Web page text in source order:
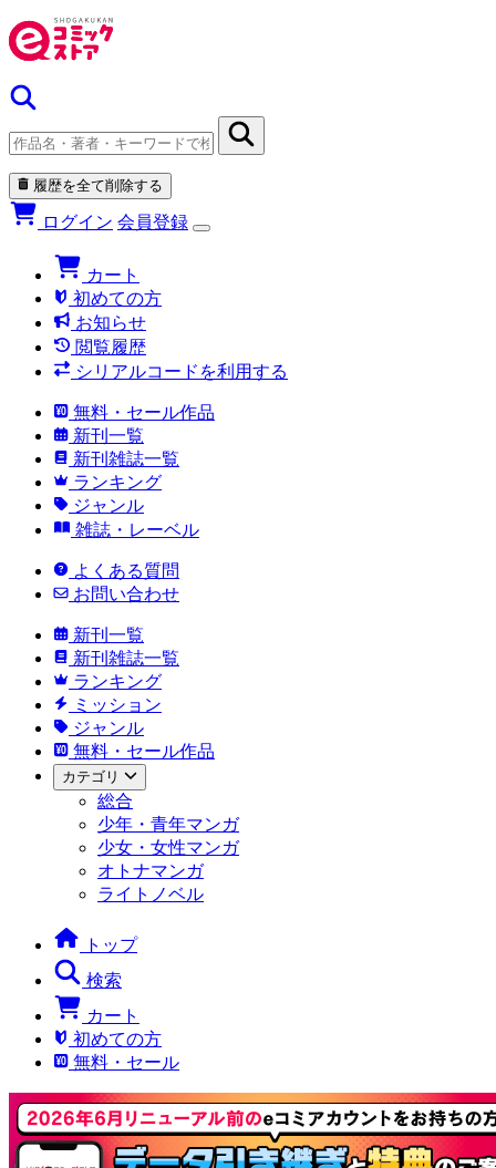
履歴を全て削除する
ログイン 会員登録
カート
初めての方
お知らせ
閲覧履歴
シリアルコードを利用する
無料・セール作品
新刊一覧
新刊雑誌一覧
ランキング
ジャンル
雑誌・レーベル
よくある質問
お問い合わせ
新刊一覧
新刊雑誌一覧
ランキング
ミッション
ジャンル
無料・セール作品
カテゴリ
総合
少年・青年マンガ
少女・女性マンガ
オトナマンガ
ライトノベル
トップ
検索
カート
初めての方
無料・セール